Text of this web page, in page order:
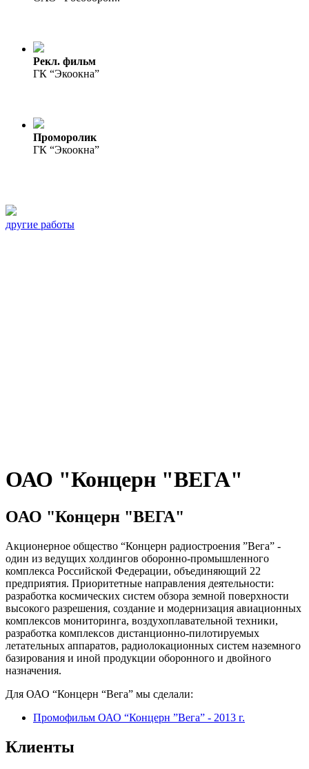
Рекл. фильм
ГК “Экоокна”
Проморолик
ГК “Экоокна”
другие работы
ОАО "Концерн "ВЕГА"
ОАО "Концерн "ВЕГА"
Акционерное общество “Концерн радиостроения ”Вега” -
один из ведущих холдингов оборонно-промышленного
комплекса Российской Федерации, объединяющий 22
предприятия. Приоритетные направления деятельности:
разработка космических систем обзора земной поверхности
высокого разрешения, создание и модернизация авиационных
комплексов мониторинга, воздухоплавательной техники,
разработка комплексов дистанционно-пилотируемых
летательных аппаратов, радиолокационных систем наземного
базирования и иной продукции оборонного и двойного
назначения.
Для ОАО “Концерн “Вега” мы сделали:
Промофильм ОАО “Концерн ”Вега” - 2013 г.
Клиенты